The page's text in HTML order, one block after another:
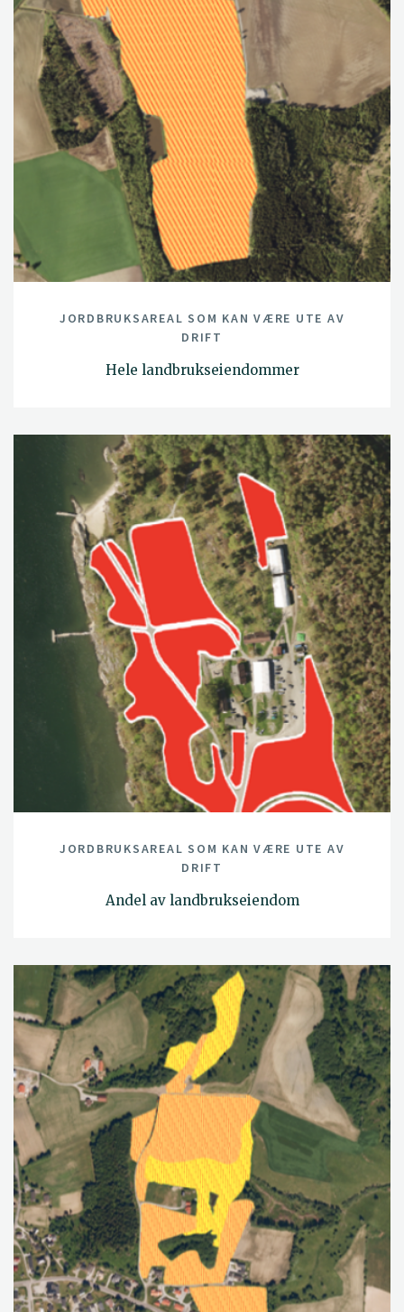
JORDBRUKSAREAL SOM KAN VÆRE UTE AV
DRIFT
Hele landbrukseiendommer
JORDBRUKSAREAL SOM KAN VÆRE UTE AV
DRIFT
Andel av landbrukseiendom